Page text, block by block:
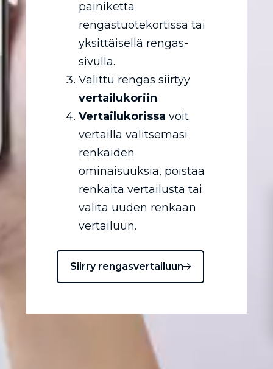
painiketta
rengastuotekortissa tai
yksittäisellä rengas-
sivulla.
Valittu rengas siirtyy
vertailukoriin.
Vertailukorissa voit
vertailla valitsemasi
renkaiden
ominaisuuksia, poistaa
renkaita vertailusta tai
valita uuden renkaan
vertailuun.
Siirry rengasvertailuun